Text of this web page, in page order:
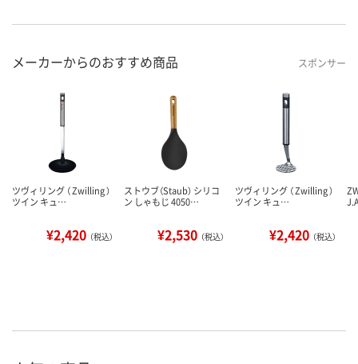
メーカーからのおすすめ商品 スポンサー
ツヴィリング （ Zwilling ）
ツイン キュ…
¥2,420 （税込）
ストウブ（Staub） シリコ
ン しゃもじ 4050…
¥2,530 （税込）
ツヴィリング （ Zwilling ）
ツイン キュ…
¥2,420 （税込）